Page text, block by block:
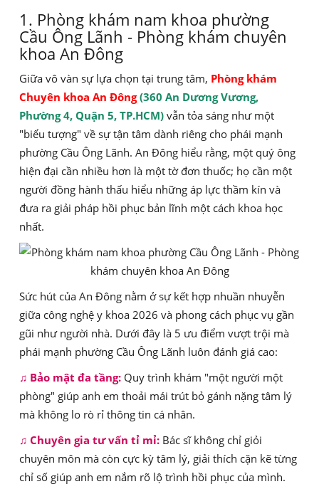
1. Phòng khám nam khoa phường
Cầu Ông Lãnh - Phòng khám chuyên
khoa An Đông
Giữa vô vàn sự lựa chọn tại trung tâm, Phòng khám
Chuyên khoa An Đông (360 An Dương Vương,
Phường 4, Quận 5, TP.HCM) vẫn tỏa sáng như một
"biểu tượng" về sự tận tâm dành riêng cho phái mạnh
phường Cầu Ông Lãnh. An Đông hiểu rằng, một quý ông
hiện đại cần nhiều hơn là một tờ đơn thuốc; họ cần một
người đồng hành thấu hiểu những áp lực thầm kín và
đưa ra giải pháp hồi phục bản lĩnh một cách khoa học
nhất.
Sức hút của An Đông nằm ở sự kết hợp nhuần nhuyễn
giữa công nghệ y khoa 2026 và phong cách phục vụ gần
gũi như người nhà. Dưới đây là 5 ưu điểm vượt trội mà
phái mạnh phường Cầu Ông Lãnh luôn đánh giá cao:
♫ Bảo mật đa tầng: Quy trình khám "một người một
phòng" giúp anh em thoải mái trút bỏ gánh nặng tâm lý
mà không lo rò rỉ thông tin cá nhân.
♫ Chuyên gia tư vấn tỉ mỉ: Bác sĩ không chỉ giỏi
chuyên môn mà còn cực kỳ tâm lý, giải thích cặn kẽ từng
chỉ số giúp anh em nắm rõ lộ trình hồi phục của mình.